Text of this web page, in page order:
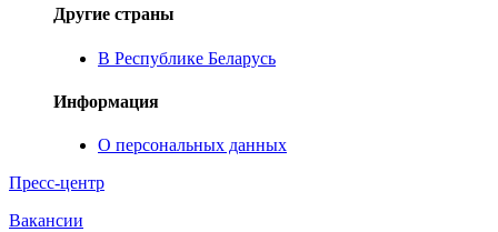
Другие страны
В Республике Беларусь
Информация
О персональных данных
Пресс-центр
Вакансии